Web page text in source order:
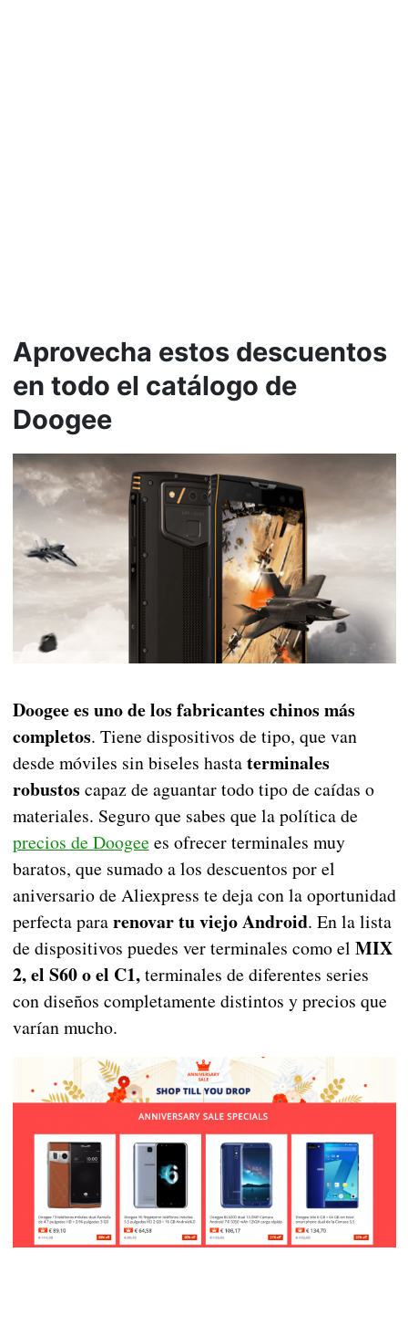
Aprovecha estos descuentos
en todo el catálogo de
Doogee
Doogee es uno de los fabricantes chinos más
completos. Tiene dispositivos de tipo, que van
desde móviles sin biseles hastaterminales
robustos capaz de aguantar todo tipo de caídas o
materiales. Seguro que sabes que la política de
precios de Doogee es ofrecer terminales muy
baratos, que sumado a los descuentos por el
aniversario de Aliexpress te deja con la oportunidad
perfecta pararenovar tu viejo Android. En la lista
de dispositivos puedes ver terminales como el MIX
2, el S60 o el C1,terminales de diferentes series
con diseños completamente distintos y precios que
varían mucho.